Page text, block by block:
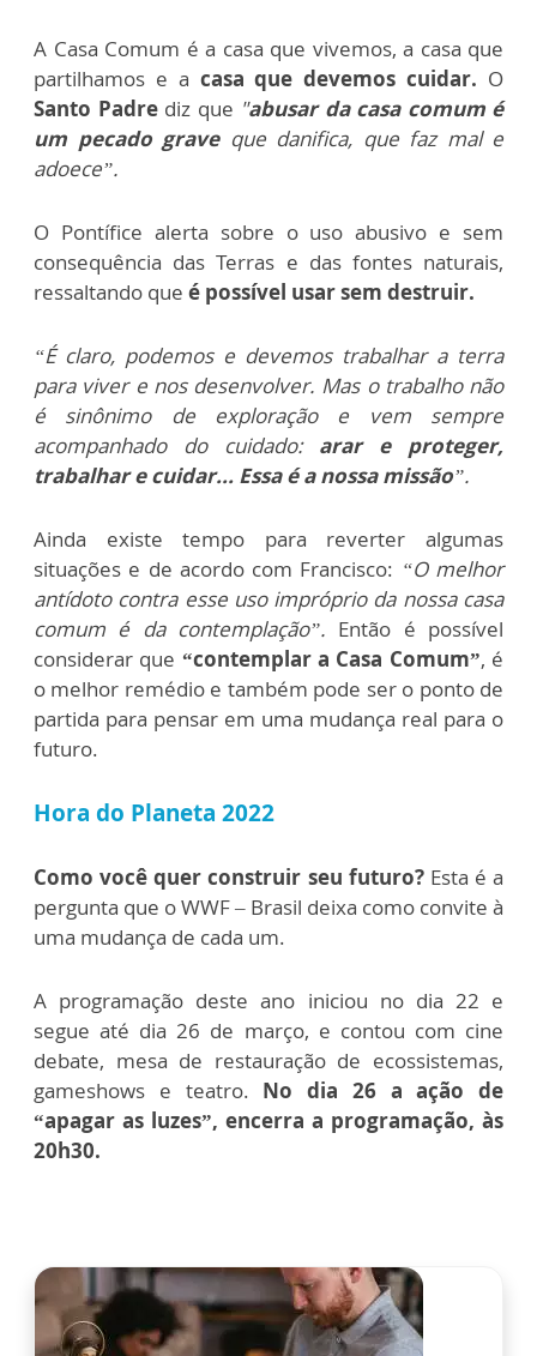
A Casa Comum é a casa que vivemos, a casa que
partilhamos e a casa que devemos cuidar. O
Santo Padre diz que "abusar da casa comum é
um pecado grave que danifica, que faz mal e
adoece”.
O Pontífice alerta sobre o uso abusivo e sem
consequência das Terras e das fontes naturais,
ressaltando que é possível usar sem destruir.
“É claro, podemos e devemos trabalhar a terra
para viver e nos desenvolver. Mas o trabalho não
é sinônimo de exploração e vem sempre
acompanhado do cuidado: arar e proteger,
trabalhar e cuidar... Essa é a nossa missão”.
Ainda existe tempo para reverter algumas
situações e de acordo com Francisco: “O melhor
antídoto contra esse uso impróprio da nossa casa
comum é da contemplação”. Então é possível
considerar que “contemplar a Casa Comum”, é
o melhor remédio e também pode ser o ponto de
partida para pensar em uma mudança real para o
futuro.
Hora do Planeta 2022
Como você quer construir seu futuro?Esta é a
pergunta que o WWF – Brasil deixa como convite à
uma mudança de cada um.
A programação deste ano iniciou no dia 22 e
segue até dia 26 de março, e contou com cine
debate, mesa de restauração de ecossistemas,
gameshows e teatro. No dia 26 a ação de
“apagar as luzes”, encerra a programação, às
20h30.